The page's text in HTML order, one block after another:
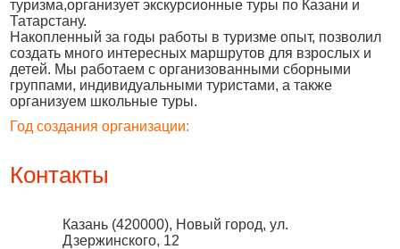
туризма,организует экскурсионные туры по Казани и
Татарстану.
Накопленный за годы работы в туризме опыт, позволил
создать много интересных маршрутов для взрослых и
детей. Мы работаем с организованными сборными
группами, индивидуальными туристами, а также
организуем школьные туры.
Год создания организации:
Контакты
Казань (420000), Новый город, ул.
Дзержинского, 12